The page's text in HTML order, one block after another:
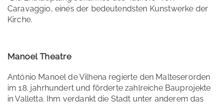
Caravaggio, eines der bedeutendsten Kunstwerke der
Kirche.
Manoel Theatre
António Manoel de Vilhena regierte den Malteserorden
im 18. jahrhundert und förderte zahlreiche Bauprojekte
in Valletta. Ihm verdankt die Stadt unter anderem das